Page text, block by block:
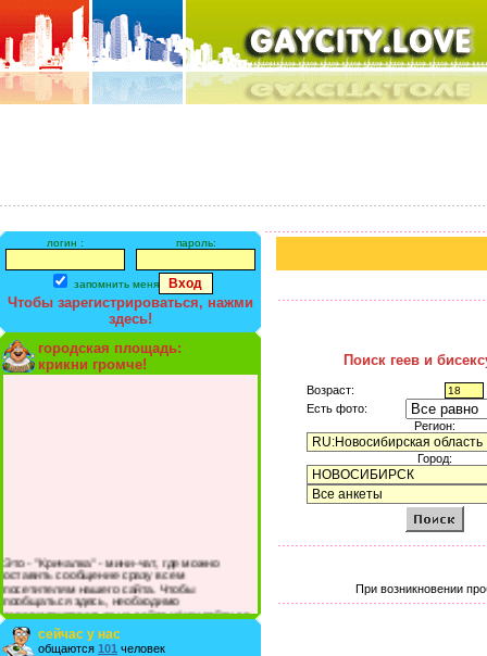
логин : пароль:
запомнить меня
Чтобы зарегистрироваться, нажми
здесь!
городская площадь:
крикни громче!
Это - "Кричалка" - мини-чат, где можно
оставить сообщение сразу всем
посетителям нашего сайта. Чтобы
пообщаться здесь, необходимо
зарегистрироваться на сайте и/или войти со
своими логином и паролем.
сейчас у нас
общаются 101 человек
Поиск геев и
Возраст:
Есть фото:
Регион:
Город:
При возникновении